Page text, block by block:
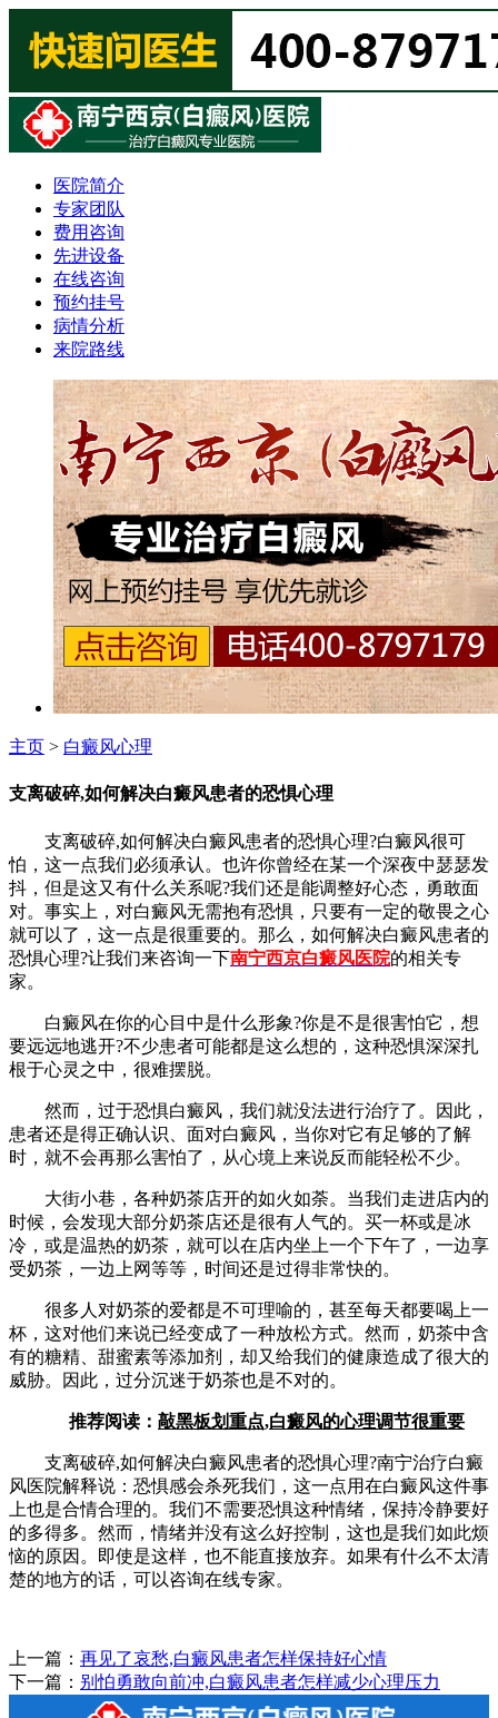
医院简介
专家团队
费用咨询
先进设备
在线咨询
预约挂号
病情分析
来院路线
主页 > 白癜风心理
支离破碎,如何解决白癜风患者的恐惧心理
支离破碎,如何解决白癜风患者的恐惧心理?白癜风很可
怕，这一点我们必须承认。也许你曾经在某一个深夜中瑟瑟发
抖，但是这又有什么关系呢?我们还是能调整好心态，勇敢面
对。事实上，对白癜风无需抱有恐惧，只要有一定的敬畏之心
就可以了，这一点是很重要的。那么，如何解决白癜风患者的
恐惧心理?让我们来咨询一下南宁西京白癜风医院的相关专
家。
白癜风在你的心目中是什么形象?你是不是很害怕它，想
要远远地逃开?不少患者可能都是这么想的，这种恐惧深深扎
根于心灵之中，很难摆脱。
然而，过于恐惧白癜风，我们就没法进行治疗了。因此，
患者还是得正确认识、面对白癜风，当你对它有足够的了解
时，就不会再那么害怕了，从心境上来说反而能轻松不少。
大街小巷，各种奶茶店开的如火如荼。当我们走进店内的
时候，会发现大部分奶茶店还是很有人气的。买一杯或是冰
冷，或是温热的奶茶，就可以在店内坐上一个下午了，一边享
受奶茶，一边上网等等，时间还是过得非常快的。
很多人对奶茶的爱都是不可理喻的，甚至每天都要喝上一
杯，这对他们来说已经变成了一种放松方式。然而，奶茶中含
有的糖精、甜蜜素等添加剂，却又给我们的健康造成了很大的
威胁。因此，过分沉迷于奶茶也是不对的。
推荐阅读： 敲黑板划重点,白癜风的心理调节很重要
支离破碎,如何解决白癜风患者的恐惧心理?南宁治疗白癜
风医院解释说：恐惧感会杀死我们，这一点用在白癜风这件事
上也是合情合理的。我们不需要恐惧这种情绪，保持冷静要好
的多得多。然而，情绪并没有这么好控制，这也是我们如此烦
恼的原因。即使是这样，也不能直接放弃。如果有什么不太清
楚的地方的话，可以咨询在线专家。
上一篇： 再见了哀愁,白癜风患者怎样保持好心情
下一篇： 别怕勇敢向前冲,白癜风患者怎样减少心理压力